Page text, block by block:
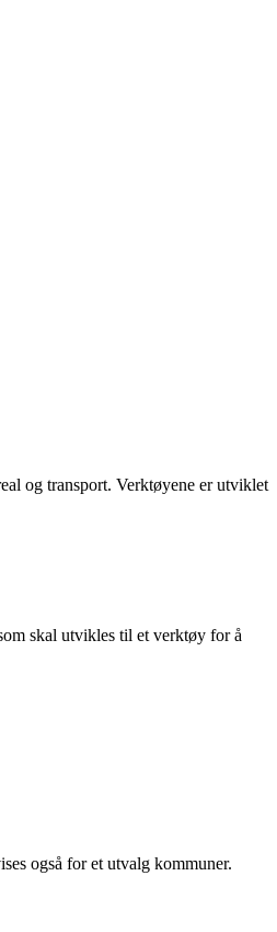
og transport. Verktøyene er utviklet
skal utvikles til et verktøy for å
også for et utvalg kommuner.